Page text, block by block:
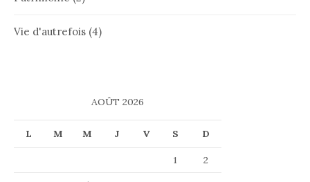
Vie d'autrefois (4)
AOÛT 2026
L M M J V S D
1
2